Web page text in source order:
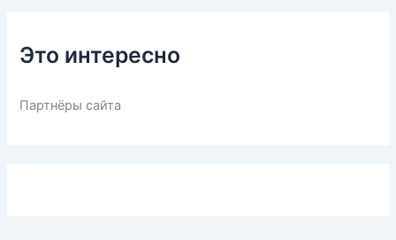
Это интересно
Партнёры сайта